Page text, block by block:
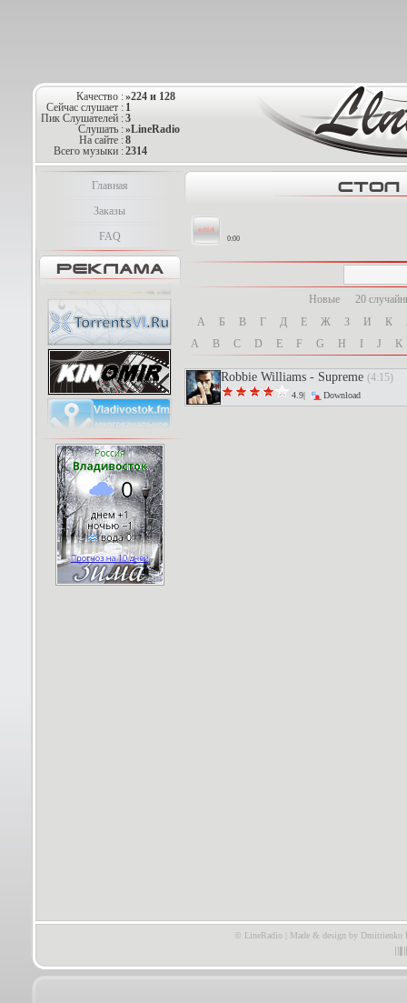
Качество :»224 и 128
Сейчас слушает : 1
Пик Слушателей :3
Слушать :»LineRadio
На сайте :8
Всего музыки :2314
Главная
Заказы
FAQ
0:00
Новые
20
А
Б В Г Д Е Ж З И К
A
B C D E F G H J K
Robbie Williams - Supreme (4:15)
4.9| Download
© LineRadio | Made & design by Dmitrienko